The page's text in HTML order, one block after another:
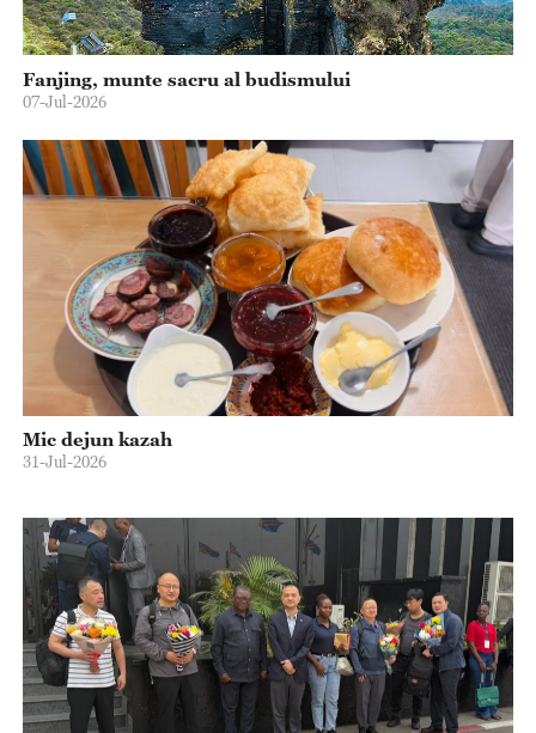
Fanjing, munte sacru al budismului
07-Jul-2026
Mic dejun kazah
31-Jul-2026